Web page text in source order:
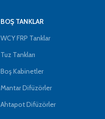
BOŞ TANKLAR
WCY FRP Tanklar
Tuz Tankları
Boş Kabinetler
Mantar Difüzörler
Ahtapot Difüzörler